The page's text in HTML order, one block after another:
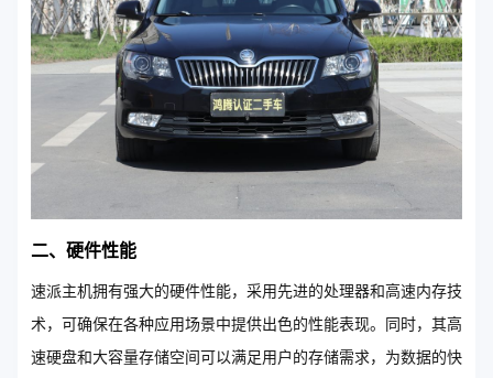
二、硬件性能
速派主机拥有强大的硬件性能，采用先进的处理器和高速内存技
术，可确保在各种应用场景中提供出色的性能表现。同时，其高
速硬盘和大容量存储空间可以满足用户的存储需求，为数据的快